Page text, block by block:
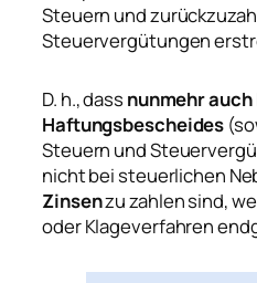
Steuern und
Steuervergütungen
D. h., dass nunmehr auch
Haftungsbescheides
Steuern und
nicht bei steuerlichen
Zinsenzu zahlen sind,
oder Klageverfahren